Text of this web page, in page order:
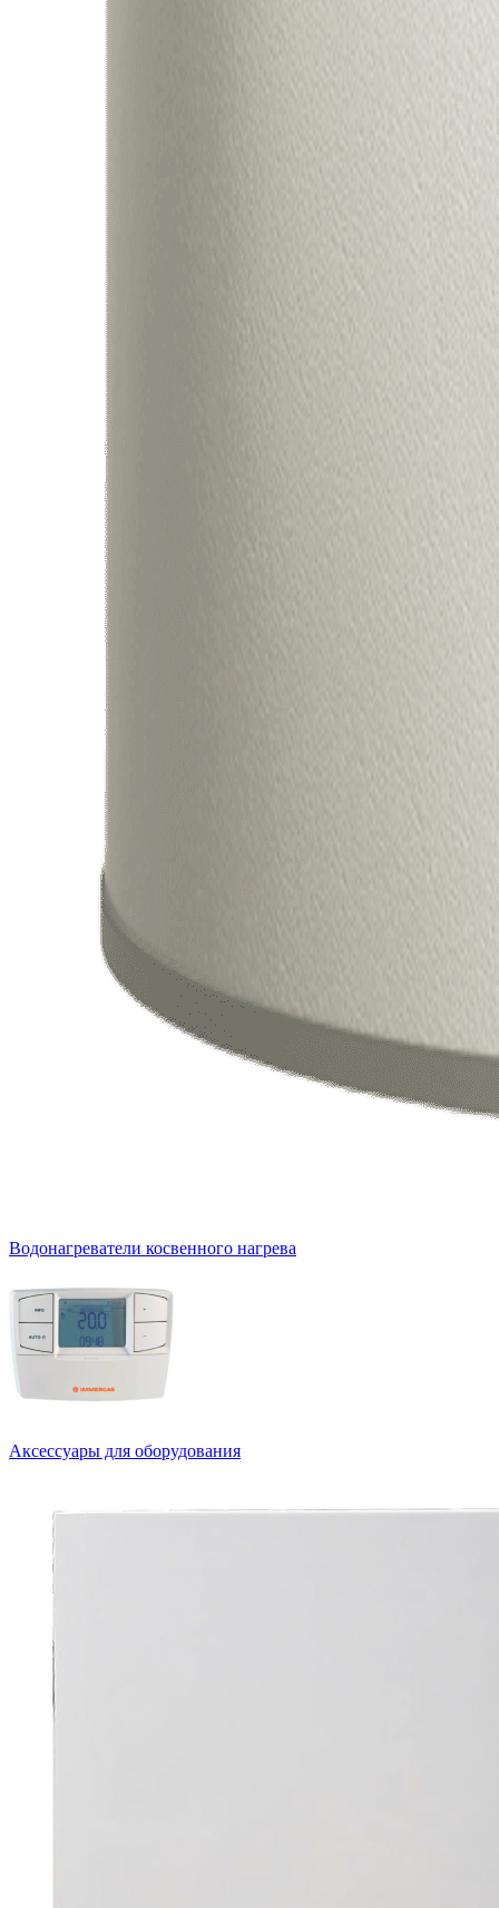
Водонагреватели косвенного нагрева
Аксессуары для оборудования